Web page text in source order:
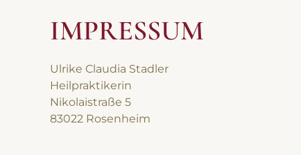
IMPRESSUM
Ulrike Claudia Stadler
Heilpraktikerin
Nikolaistraße 5
83022 Rosenheim